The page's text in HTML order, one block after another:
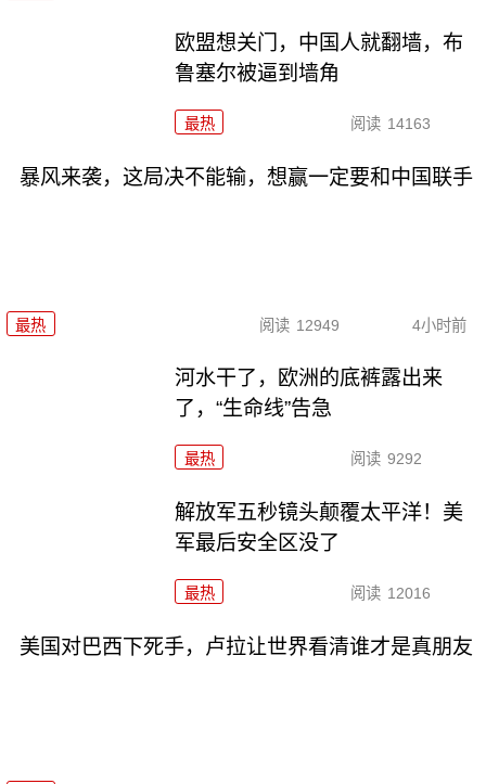
欧盟想关门，中国人就翻墙，布
鲁塞尔被逼到墙角
最热 阅读 14163
暴风来袭，这局决不能输，想赢一定要和中国联手
最热 阅读 12949 4小时前
河水干了，欧洲的底裤露出来
了，“生命线”告急
最热 阅读 9292
解放军五秒镜头颠覆太平洋！美
军最后安全区没了
最热 阅读 12016
美国对巴西下死手，卢拉让世界看清谁才是真朋友